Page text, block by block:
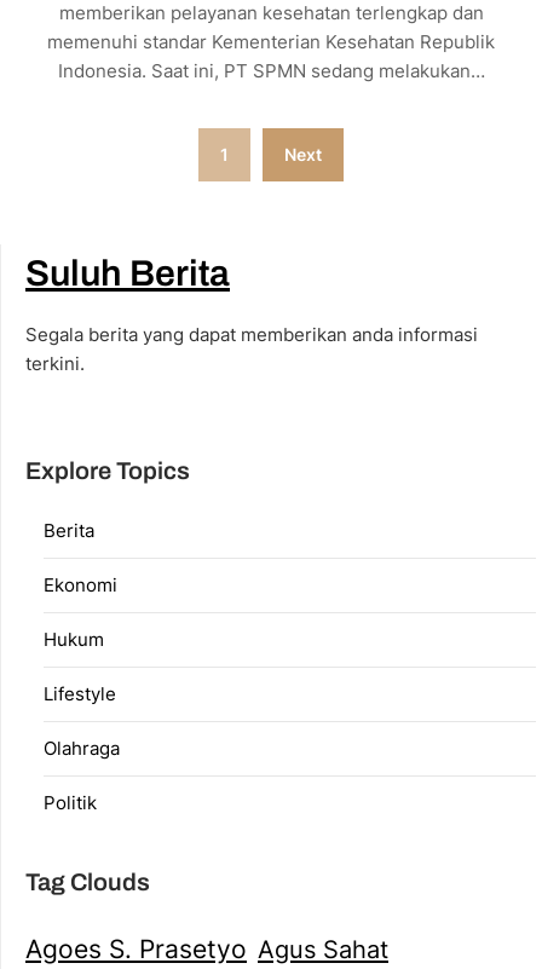
memberikan pelayanan kesehatan terlengkap dan
memenuhi standar Kementerian Kesehatan Republik
Indonesia. Saat ini, PT SPMN sedang melakukan…
1 Next
Suluh Berita
Segala berita yang dapat memberikan anda informasi
terkini.
Explore Topics
Berita
Ekonomi
Hukum
Lifestyle
Olahraga
Politik
Tag Clouds
Agoes S. Prasetyo Agus Sahat